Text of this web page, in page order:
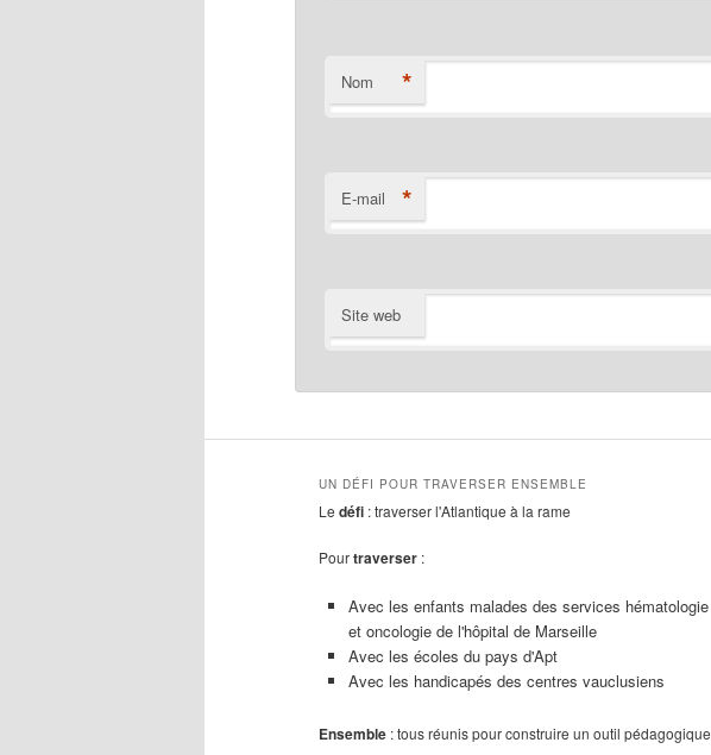
Nom *
E-mail *
Site web
UN DÉFI POUR TRAVERSER ENSEMBLE
Le défi : traverser l'Atlantique à la rame
Pourtraverser :
Avec les enfants malades des services hématologie
et oncologie de l'hôpital de Marseille
Avec les écoles du pays d'Apt
Avec les handicapés des centres vauclusiens
Ensemble : tous réunis pour construire un outil pédagogique